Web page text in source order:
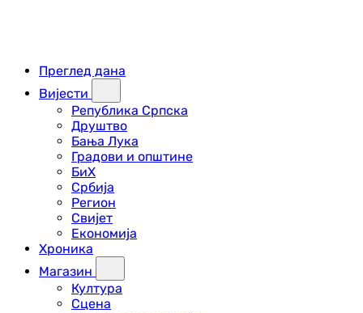
Преглед дана
Вијести
Република Српска
Друштво
Бања Лука
Градови и општине
БиХ
Србија
Регион
Свијет
Економија
Хроника
Магазин
Култура
Сцена